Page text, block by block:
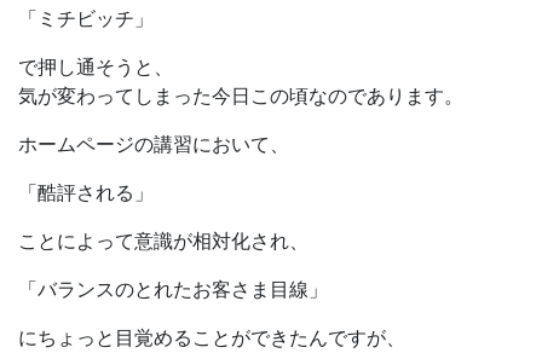
「ミチビッチ」
で押し通そうと、
気が変わってしまった今日この頃なのであります。
ホームページの講習において、
「酷評される」
ことによって意識が相対化され、
「バランスのとれたお客さま目線」
にちょっと目覚めることができたんですが、